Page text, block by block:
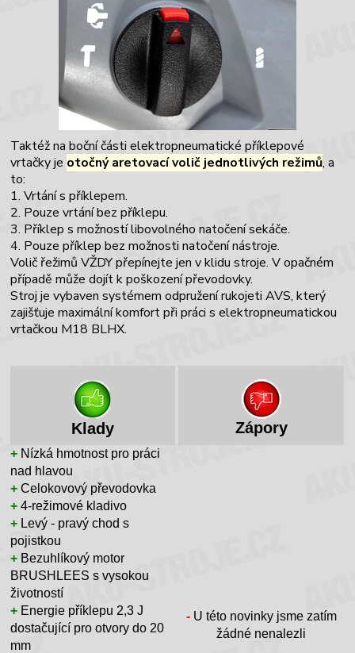
Taktéž na boční části elektropneumatické příklepové
vrtačky je otočný aretovací volič jednotlivých režimů, a
to:
1. Vrtání s příklepem.
2. Pouze vrtání bez příklepu.
3. Příklep s možností libovolného natočení sekáče.
4. Pouze příklep bez možnosti natočení nástroje.
Volič řežimů VŽDY přepínejte jen v klidu stroje. V opačném
případě může dojít k poškození převodovky.
Stroj je vybaven systémem odpružení rukojeti AVS, který
zajišťuje maximální komfort při práci s elektropneumatickou
vrtačkou M18 BLHX.
Klady Zápory
+ Nízká hmotnost pro práci
nad hlavou
+ Celokovový převodovka
+ 4-režimové kladivo
+ Levý - pravý chod s
pojistkou
+ Bezuhlíkový motor
BRUSHLEES s vysokou
životností
+ Energie příklepu 2,3 J
dostačující pro otvory do 20
mm
- U této novinky jsme zatím
žádné nenalezli